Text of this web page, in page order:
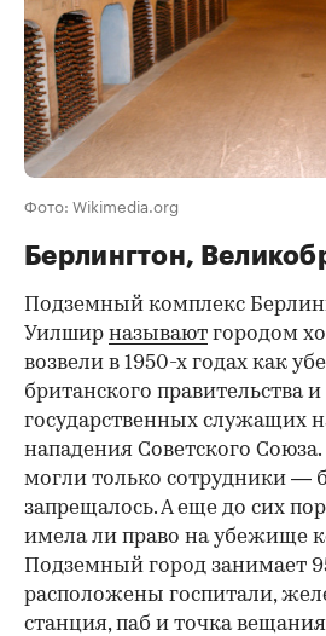
Фото: Wikimedia.org
Берлингтон,
Подземный комплекс
Уилшир называют городом
возвели в 1950-х годах как
британского правительства
государственных служащих
нападения Советского
могли только сотрудники —
запрещалось. А еще до сих
имела ли право на убежище
Подземный город занимает
расположены госпитали,
станция, паб и точка вещания